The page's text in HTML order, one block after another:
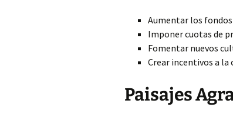
Aumentar los
Imponer cuotas de
Fomentar nuevos
Crear incentivos a
Paisajes